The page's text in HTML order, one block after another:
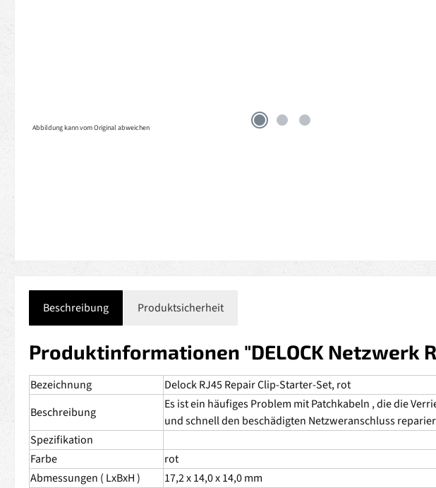
Abbildung kann vom Original abweichen
Beschreibung Produktsicherheit
Produktinformationen "DELOCK Netzwerk
Bezeichnung
Delock RJ45 Repair Clip-Starter-Set, rot
Beschreibung
Es ist ein häufiges Problem mit Patchkabeln , die die
und schnell den beschädigten Netzweranschluss
Spezifikation
Farbe
rot
Abmessungen ( LxBxH )
17,2 x 14,0 x 14,0 mm